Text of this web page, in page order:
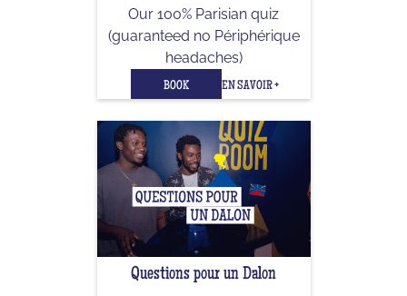
Our 100% Parisian quiz
(guaranteed no Périphérique
headaches)
BOOK EN SAVOIR +
Questions pour un Dalon